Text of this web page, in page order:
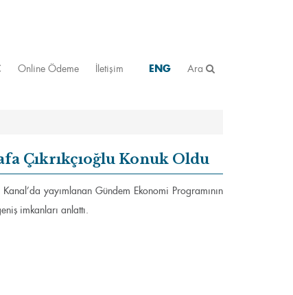
Online Ödeme İletişim ENG Ara
Çıkrıkçıoğlu Konuk Oldu
yayımlanan Gündem Ekonomi Programının
imkanları anlattı.